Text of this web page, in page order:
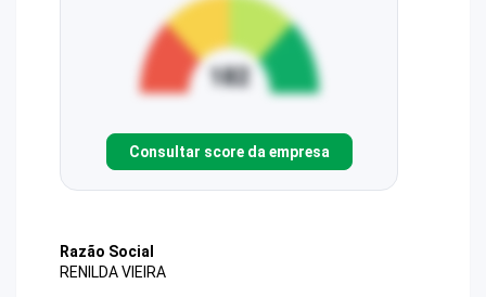
Consultar score da empresa
Razão Social
RENILDA VIEIRA